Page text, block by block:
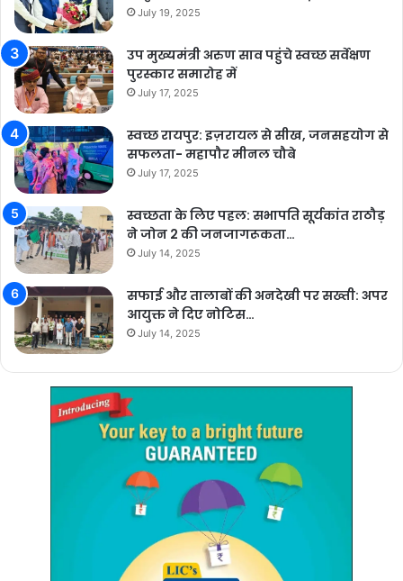
July 19, 2025
उप मुख्यमंत्री अरुण साव पहुंचे स्वच्छ सर्वेक्षण
पुरस्कार समारोह में
July 17, 2025
स्वच्छ रायपुर: इज़रायल से सीख, जनसहयोग से
सफलता- महापौर मीनल चौबे
July 17, 2025
स्वच्छता के लिए पहल: सभापति सूर्यकांत राठौड़
ने जोन 2 की जनजागरूकता…
July 14, 2025
सफाई और तालाबों की अनदेखी पर सख्ती: अपर
आयुक्त ने दिए नोटिस…
July 14, 2025